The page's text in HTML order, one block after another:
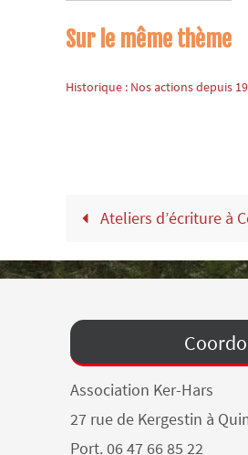
Sur le même thème
Historique : Nos actions depuis
Ateliers d’écriture à
Association Ker-Hars
27 rue de Kergestin à
Port. 06 47 66 85 22